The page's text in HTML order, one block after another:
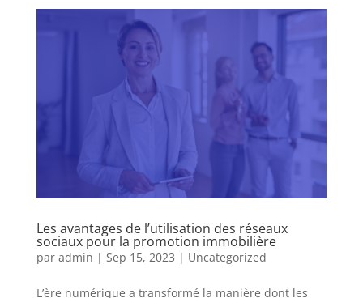
Les avantages de l’utilisation des réseaux
sociaux pour la promotion immobilière
par admin | Sep 15, 2023 | Uncategorized
L’ère numérique a transformé la manière dont les